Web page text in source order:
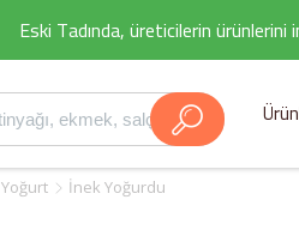
Eski Tadında, üreticilerin ürünlerini
Yoğurt İnek Yoğurdu